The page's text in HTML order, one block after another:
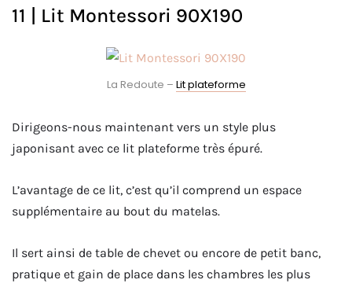
11 | Lit Montessori 90X190
La Redoute – Lit plateforme
Dirigeons-nous maintenant vers un style plus
japonisant avec ce lit plateforme très épuré.
L’avantage de ce lit, c’est qu’il comprend un espace
supplémentaire au bout du matelas.
Il sert ainsi de table de chevet ou encore de petit banc,
pratique et gain de place dans les chambres les plus